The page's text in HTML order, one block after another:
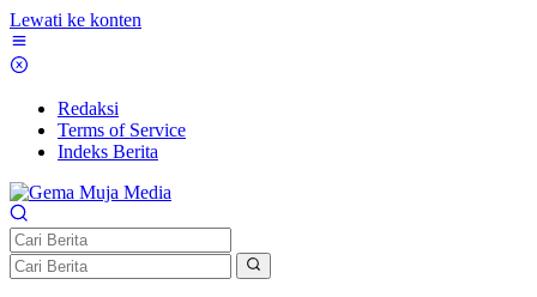
Lewati ke konten
Redaksi
Terms of Service
Indeks Berita